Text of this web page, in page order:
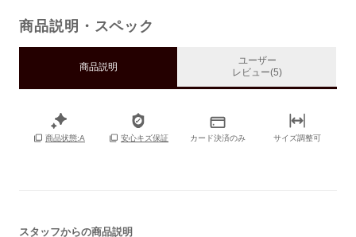
商品説明・スペック
商品説明
ユーザー
レビュー(5)
商品状態:A 安心キズ保証 カード決済のみ サイズ調整可
スタッフからの商品説明